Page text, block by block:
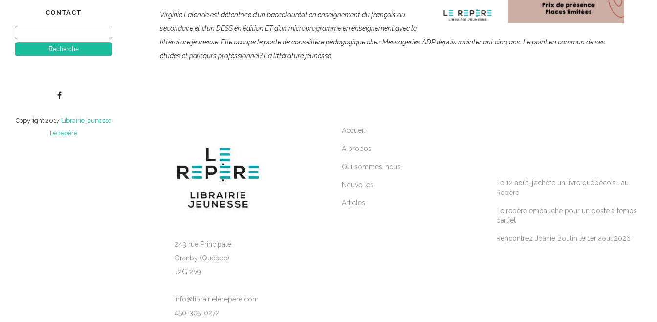
CONTACT
Copyright 2017 Librairie jeunesse
Le repère
Virginie Lalonde est détentrice d’un baccalauréat en enseignement du français au
secondaire et d’un DESS en édition ET d’un microprogramme en enseignement avec la
littérature jeunesse. Elle occupe le poste de conseillère pédagogique chez Messageries ADP depuis maintenant cinq ans. Le point en commun de ses
études et parcours professionnel?La littérature jeunesse.
243 rue Principale
Granby (Québec)
J2G 2V9
info@librairielerepere.com
450-305-0272
Accueil
À propos
Qui sommes-nous
Nouvelles
Articles
Le 12 août, j’achète un livre québécois… au
Repère
Le repère embauche pour un poste à temps
partiel
Rencontrez Joanie Boutin le 1er août 2026